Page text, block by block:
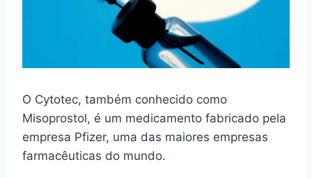
O Cytotec, também conhecido como
Misoprostol, é um medicamento fabricado pela
empresa Pfizer, uma das maiores empresas
farmacêuticas do mundo.